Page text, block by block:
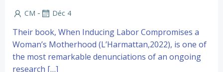
CM - Déc 4
Their book, When Inducing Labor Compromises a
Woman’s Motherhood (L’Harmattan,2022), is one of
the most remarkable denunciations of an ongoing
research […]